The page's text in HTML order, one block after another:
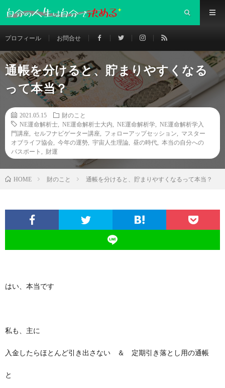
プロフィール お問合せ
通帳を分けると、貯まりやすくなる
って本当？
2021.05.15
財のこと
NE運命解析士
NE運命解析士大内 NE運命解析学
NE運命解析学入
門講座
セルフナビゲーター講座 フォローアップセッション
マスター
オブライフ協会
今年の運勢 宇宙人生理論 昼の時代
本当の自分への
パスポート
財運
HOME 財のこと 通帳を分けると、貯まりやすくなるって本当？
はい、本当です
私も、主に
入金したらほとんど引き出さない ＆ 定期引き落とし用の通帳
と